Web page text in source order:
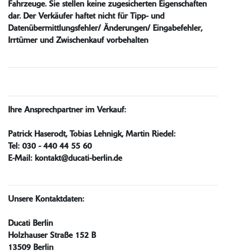
Fahrzeuge. Sie stellen keine zugesicherten Eigenschaften
dar. Der Verkäufer haftet nicht für Tipp- und
Datenübermittlungsfehler/ Änderungen/ Eingabefehler,
Irrtümer und Zwischenkauf vorbehalten
Ihre Ansprechpartner im Verkauf:
Patrick Haserodt, Tobias Lehnigk, Martin Riedel:
Tel: 030 - 440 44 55 60
E-Mail: kontakt@ducati-berlin.de
Unsere Kontaktdaten:
Ducati Berlin
Holzhauser Straße 152 B
13509 Berlin